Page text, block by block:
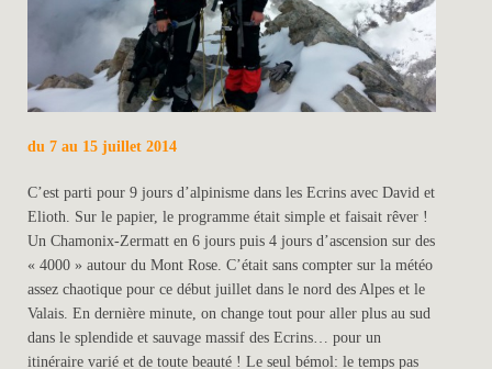
du 7 au 15 juillet 2014
C’est parti pour 9 jours d’alpinisme dans les Ecrins avec David et
Elioth. Sur le papier, le programme était simple et faisait rêver !
Un Chamonix-Zermatt en 6 jours puis 4 jours d’ascension sur des
« 4000 » autour du Mont Rose. C’était sans compter sur la météo
assez chaotique pour ce début juillet dans le nord des Alpes et le
Valais. En dernière minute, on change tout pour aller plus au sud
dans le splendide et sauvage massif des Ecrins… pour un
itinéraire varié et de toute beauté ! Le seul bémol: le temps pas